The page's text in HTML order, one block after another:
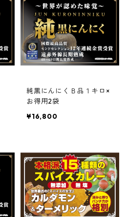
純黒にんにくＢ品１キロ×
お得用2袋
¥16,800